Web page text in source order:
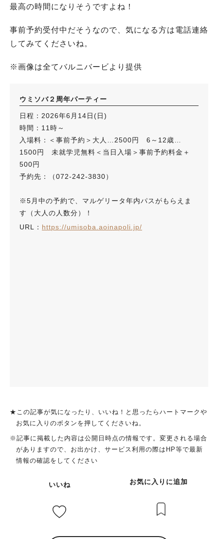
最高の時間になりそうですよね！
事前予約受付中だそうなので、気になる方は電話連絡
してみてくださいね。
※画像は全てバルニバービより提供
ウミソバ２周年パーティー
日程：2026年6月14日(日)
時間：11時～
入場料：＜事前予約＞大人…2500円 6～12歳…
1500円 未就学児無料＜当日入場＞事前予約料金＋
500円
予約先：（072-242-3830）
※5月中の予約で、マルゲリータ年内パスがもらえま
す（大人の人数分）！
URL： https://umisoba.aoinapoli.jp/
★この記事が気になったり、いいね！と思ったらハートマークや
お気に入りのボタンを押してくださいね。
※記事に掲載した内容は公開日時点の情報です。変更される場合
がありますので、お出かけ、サービス利用の際はHP等で最新
情報の確認をしてください
いいね お気に入りに追加